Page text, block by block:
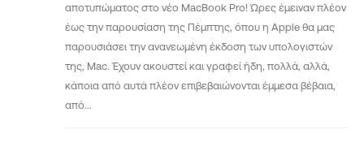
αποτυπώματος στο νέο MacBook Pro! Ώρες έμειναν πλέον
έως την παρουσίαση της Πέμπτης, όπου η Apple θα μας
παρουσιάσει την ανανεωμένη έκδοση των υπολογιστών
της, Mac. Έχουν ακουστεί και γραφεί ήδη, πολλά, αλλά,
κάποια από αυτά πλέον επιβεβαιώνονται έμμεσα βέβαια,
από...